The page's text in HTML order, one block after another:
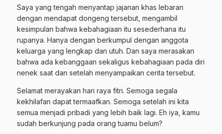
Saya yang tengah menyantap jajanan khas lebaran
dengan mendapat dongeng tersebut, mengambil
kesimpulan bahwa kebahagiaan itu sesederhana itu
rupanya. Hanya dengan berkumpul dengan anggota
keluarga yang lengkap dan utuh. Dan saya merasakan
bahwa ada kebanggaan sekaligus kebahagiaan pada diri
nenek saat dan setelah menyampaikan cerita tersebut.
Selamat merayakan hari raya fitri. Semoga segala
kekhilafan dapat termaafkan. Semoga setelah ini kita
semua menjadi pribadi yang lebih baik lagi. Eh iya, kamu
sudah berkunjung pada orang tuamu belum?